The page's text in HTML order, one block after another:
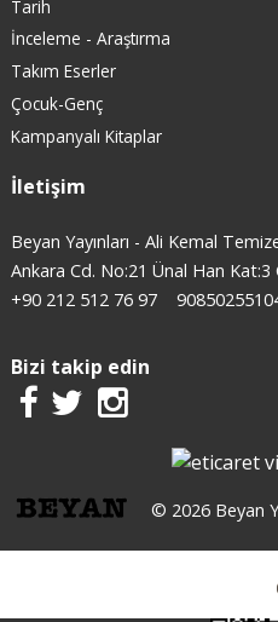
Tarih
İnceleme - Araştırma
Takım Eserler
Çocuk-Genç
Kampanyalı Kitaplar
İletişim
Beyan Yayınları - Ali Kemal
Ankara Cd. No:21 Ünal Han
+90 212 512 76 97
Bizi takip edin
© 2026 Beyan